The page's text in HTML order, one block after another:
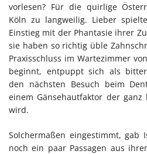
vorlesen? Für die quirlige
Köln zu langweilig. Lieber
Einstieg mit der Phantasie ihrer
sie haben so richtig üble
Praxisschluss im Wartezimmer
beginnt, entpuppt sich als
den nächsten Besuch beim
einem Gänsehautfaktor der
wird.
Solchermaßen eingestimmt, gab
noch ein paar Passagen aus